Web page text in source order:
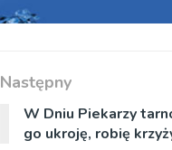
Następny
W Dniu Piekarzy
go ukroję, robię